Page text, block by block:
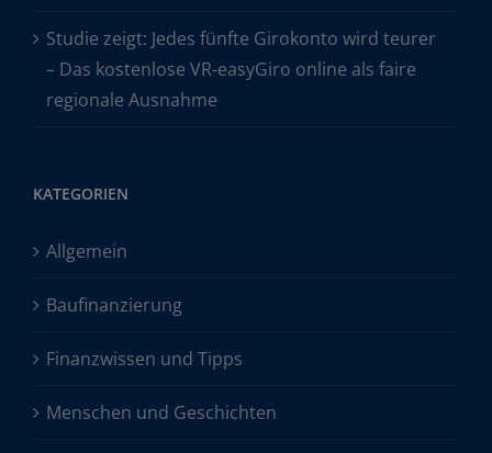
Studie zeigt: Jedes fünfte Girokonto wird teurer
– Das kostenlose VR-easyGiro online als faire
regionale Ausnahme
KATEGORIEN
Allgemein
Baufinanzierung
Finanzwissen und Tipps
Menschen und Geschichten